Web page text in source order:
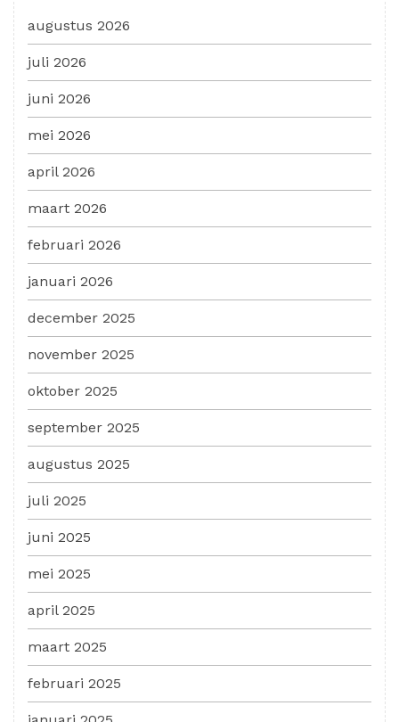
augustus 2026
juli 2026
juni 2026
mei 2026
april 2026
maart 2026
februari 2026
januari 2026
december 2025
november 2025
oktober 2025
september 2025
augustus 2025
juli 2025
juni 2025
mei 2025
april 2025
maart 2025
februari 2025